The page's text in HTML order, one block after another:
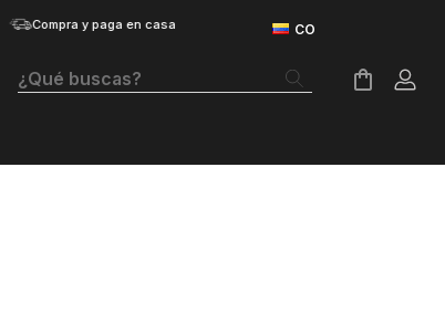
Compra y paga en casa
¿Qué buscas?
Botas